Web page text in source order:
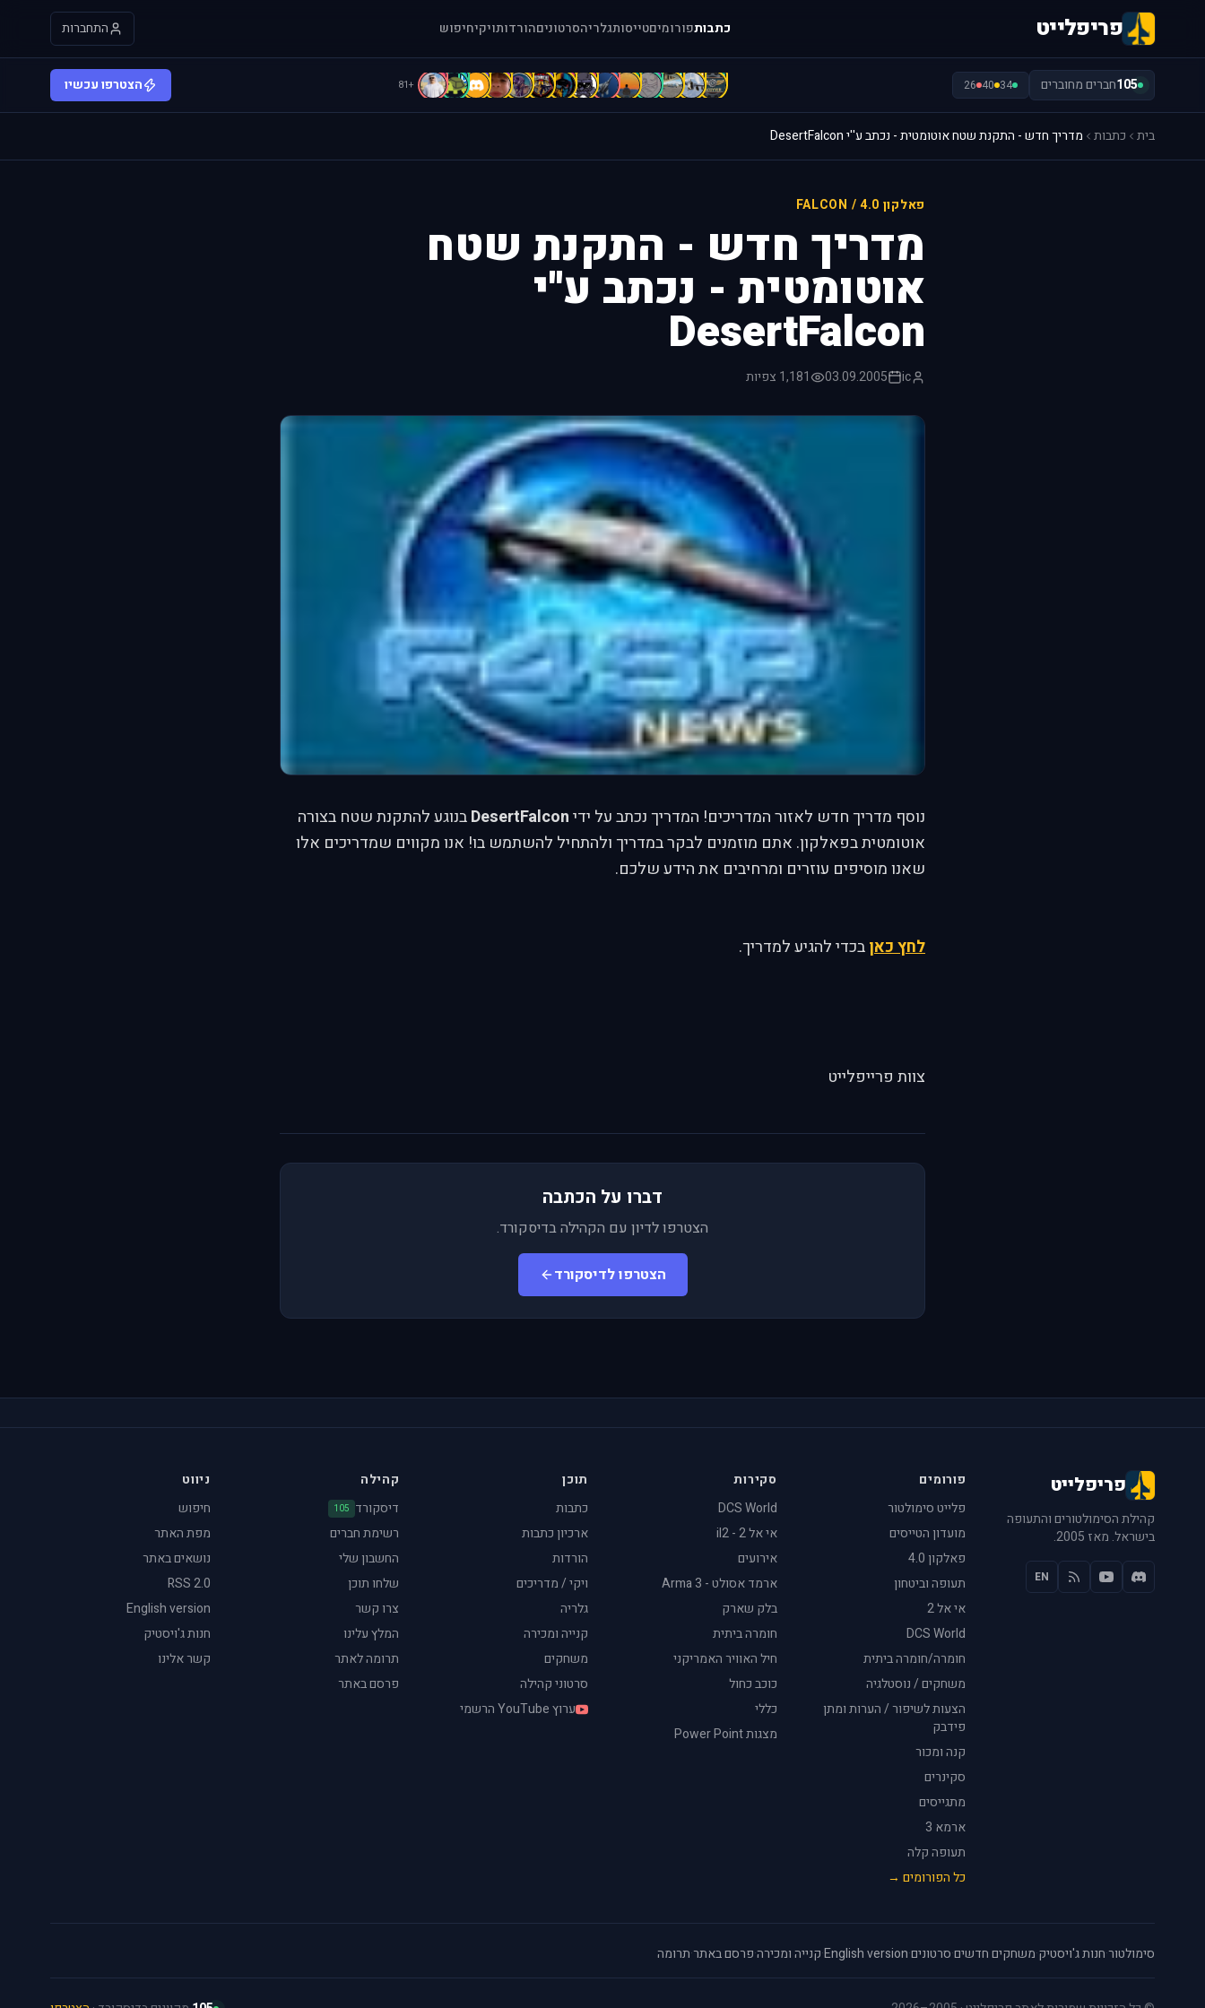
פריפלייט כתבותפורומיםטייסותגלריהסרטוניםהורדותויקיחיפוש התחברות
105חברים מחוברים 34
40
26
"
[
[
a
A
A
A
A
b
B
B
B
C
c
+81 הצטרפו עכשיו
בית כתבות מדריך חדש - התקנת שטח אוטומטית - נכתב ע''י DesertFalcon
פאלקון 4.0 / FALCON
מדריך חדש - התקנת שטח
אוטומטית - נכתב ע''י
DesertFalcon
ic
03.09.2005 1,181 צפיות
נוסף מדריך חדש לאזור המדריכים! המדריך נכתב על ידיDesertFalconבנוגע להתקנת שטח בצורה
אוטומטית בפאלקון. אתם מוזמנים לבקר במדריך ולהתחיל להשתמש בו! אנו מקווים שמדריכים אלו
שאנו מוסיפים עוזרים ומרחיבים את הידע שלכם.
לחץ כאןבכדי להגיע למדריך.
צוות פרייפלייט
דברו על הכתבה
הצטרפו לדיון עם הקהילה בדיסקורד.
הצטרפו לדיסקורד
פריפלייט
קהילת הסימולטורים והתעופה
בישראל. מאז 2005.
EN
פורומים
פלייט סימולטור
מועדון הטייסים
פאלקון 4.0
תעופה וביטחון
אי אל 2
DCS World
חומרה/חומרה ביתית
משחקים / נוסטלגיה
הצעות לשיפור / הערות ומתן
פידבק
קנה ומכור
סקינרים
מתגייסים
ארמא 3
תעופה קלה
כל הפורומים →
סקירות
DCS World
אי אל 2 - il2
אירועים
ארמד אסולט - Arma 3
בלק שארק
חומרה ביתית
חיל האוויר האמריקני
כוכב כחול
כללי
מצגות Power Point
תוכן
כתבות
ארכיון כתבות
הורדות
ויקי / מדריכים
גלריה
קנייה ומכירה
משחקים
סרטוני קהילה
ערוץ YouTube הרשמי
קהילה
דיסקורד 105
רשימת חברים
החשבון שלי
שלחו תוכן
צרו קשר
המלץ עלינו
תרומה לאתר
פרסם באתר
ניווט
חיפוש
מפת האתר
נושאים באתר
RSS 2.0
English version
חנות ג'ויסטיק
קשר אלינו
סימולטור·חנות ג'ויסטיק·משחקים חדשים·סרטונים·
English version
·קנייה ומכירה·פרסם באתר·תרומה